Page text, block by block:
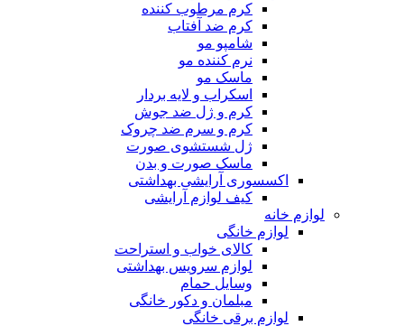
کرم مرطوب کننده
کرم ضد آفتاب
شامپو مو
نرم کننده مو
ماسک مو
اسکراب و لایه بردار
کرم و ژل ضد جوش
کرم و سرم ضد چروک
ژل شستشوی صورت
ماسک صورت و بدن
اکسسوری آرایشی بهداشتی
کیف لوازم آرایشی
لوازم خانه
لوازم خانگی
کالای خواب و استراحت
لوازم سرویس بهداشتی
وسایل حمام
مبلمان و دکور خانگی
لوازم برقی خانگی